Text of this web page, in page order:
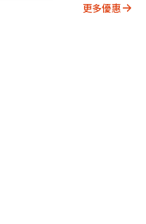
更多優惠